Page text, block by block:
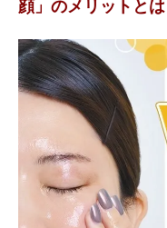
顔」のメリットとは